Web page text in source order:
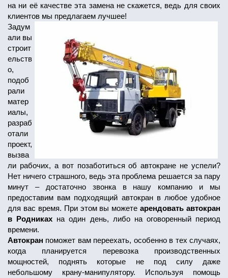
на ни её качестве эта замена не скажется, ведь для своих
клиентов мы предлагаем лучшее!
Задум
али вы
строит
ельств
о,
подоб
рали
матер
иалы,
разраб
отали
проект,
вызва
ли рабочих, а вот позаботиться об автокране не успели?
Нет ничего страшного, ведь эта проблема решается за пару
минут – достаточно звонка в нашу компанию и мы
предоставим вам подходящий автокран в любое удобное
для вас время. При этом вы можетеарендовать автокран
в Родниках на один день, либо на оговоренный период
времени.
Автокран поможет вам переехать, особенно в тех случаях,
когда планируется перевозка производственных
мощностей, поднять которые не под силу даже
небольшому крану-манипулятору. Используя помощь